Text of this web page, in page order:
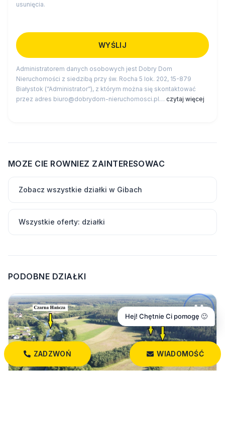
usunięcia.
Administratorem danych osobowych jest Dobry Dom
Nieruchomości z siedzibą przy św. Rocha 5 lok. 202, 15-879
Białystok (“Administrator”), z którym można się skontaktować
przez adres biuro@dobrydom-nieruchomosci.pl… czytaj więcej
MOZE CIE ROWNIEZ ZAINTERESOWAC
Zobacz wszystkie działki w Gibach
Wszystkie oferty: działki
PODOBNE DZIAŁKI
ZADZWOŃ WIADOMOŚĆ
Hej! Chętnie Ci pomogę 🙂